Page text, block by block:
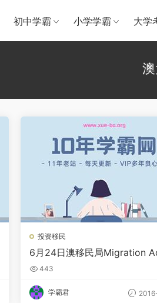
初中学霸 小学学霸 大学
投资移民
6月24日澳移民局Migration
egulation更新
443
学霸君